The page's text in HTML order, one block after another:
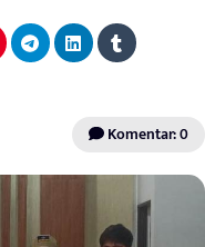
Komentar: 0